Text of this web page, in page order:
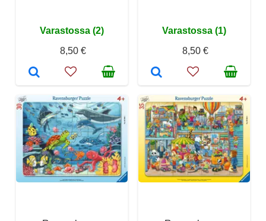
Varastossa (2)
8,50 €
Varastossa (1)
8,50 €